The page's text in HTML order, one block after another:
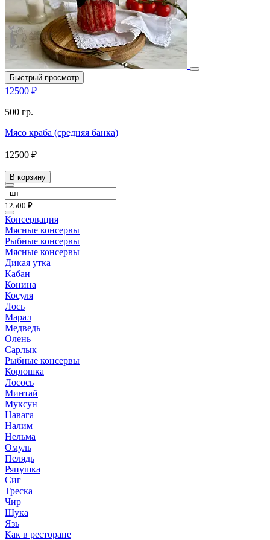
Быстрый просмотр
12500 ₽
500 гр.
Мясо краба (средняя банка)
12500 ₽
В корзину
12500 ₽
Консервация
Мясные консервы
Рыбные консервы
Мясные консервы
Дикая утка
Кабан
Конина
Косуля
Лось
Марал
Медведь
Олень
Сарлык
Рыбные консервы
Корюшка
Лосось
Минтай
Муксун
Навага
Налим
Нельма
Омуль
Пелядь
Ряпушка
Сиг
Треска
Чир
Щука
Язь
Как в ресторане